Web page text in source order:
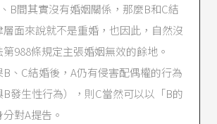
B間其實沒有婚姻關係，那麼B和C結
層面來說就不是重婚，也因此，自然沒
988條規定主張婚姻無效的餘地。
B、C結婚後，A仍有侵害配偶權的行為
B發生性行為），則C當然可以以「B的
對A提告。